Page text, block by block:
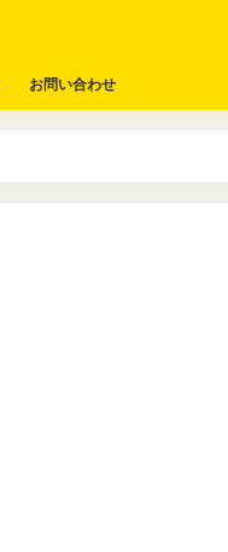
お問い合わせ